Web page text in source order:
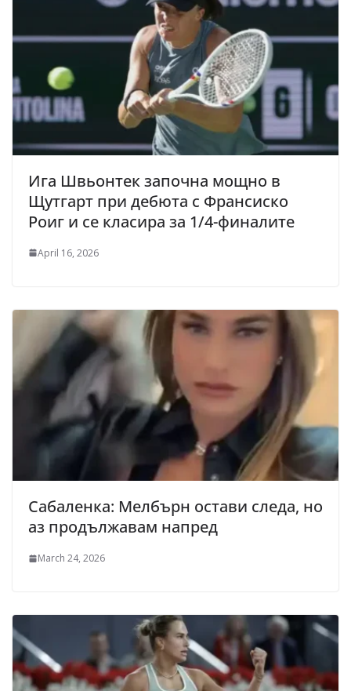
Ига Швьонтек започна мощно в
Щутгарт при дебюта с Франсиско
Роиг и се класира за 1/4-финалите
April 16, 2026
Сабаленка: Мелбърн остави следа, но
аз продължавам напред
March 24, 2026